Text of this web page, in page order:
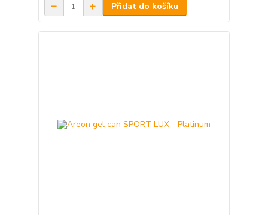
Přidat do košíku